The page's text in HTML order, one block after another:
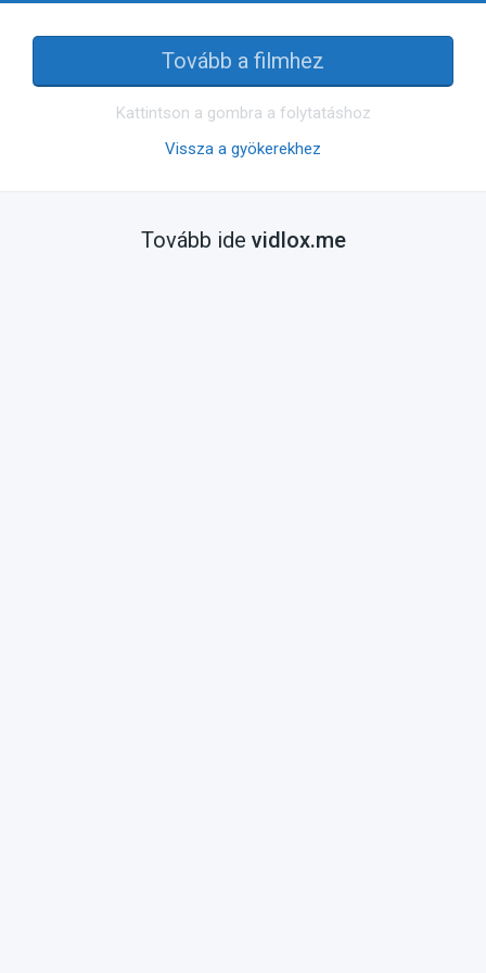
Tovább a filmhez
Kattintson a gombra a folytatáshoz
Vissza a gyökerekhez
Tovább ide vidlox.me